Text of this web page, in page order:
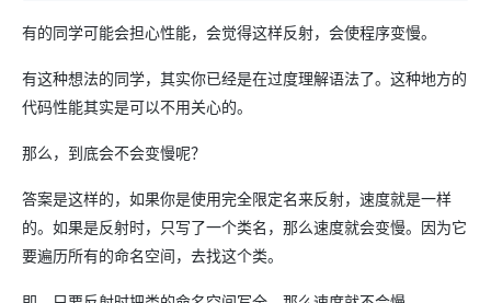
有的同学可能会担心性能，会觉得这样反射，会使程序变慢。
有这种想法的同学，其实你已经是在过度理解语法了。这种地方的
代码性能其实是可以不用关心的。
那么，到底会不会变慢呢？
答案是这样的，如果你是使用完全限定名来反射，速度就是一样
的。如果是反射时，只写了一个类名，那么速度就会变慢。因为它
要遍历所有的命名空间，去找这个类。